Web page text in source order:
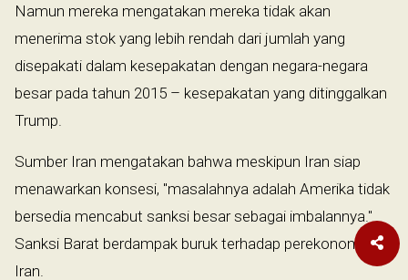
Namun mereka mengatakan mereka tidak akan
menerima stok yang lebih rendah dari jumlah yang
disepakati dalam kesepakatan dengan negara-negara
besar pada tahun 2015 – kesepakatan yang ditinggalkan
Trump.
Sumber Iran mengatakan bahwa meskipun Iran siap
menawarkan konsesi, "masalahnya adalah Amerika tidak
bersedia mencabut sanksi besar sebagai imbalannya."
Sanksi Barat berdampak buruk terhadap perekonomian
Iran.